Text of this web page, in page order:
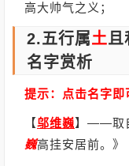
高大帅气之义；
2.五行属土且
名字赏析
提示：点击名字
【邬维巍】 ——取
巍高挂安居前。》